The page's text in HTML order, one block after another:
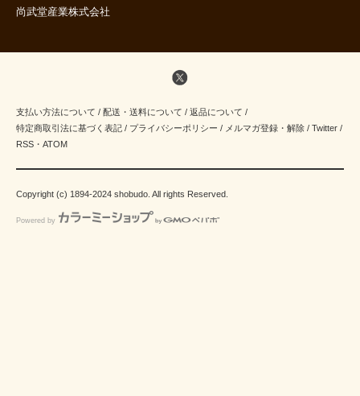
尚武堂産業株式会社
支払い方法について / 配送・送料について / 返品について /
特定商取引法に基づく表記 / プライバシーポリシー / メルマガ登録・解除 / Twitter /
RSS ・ ATOM
Copyright (c) 1894-2024 shobudo. All rights Reserved.
Powered by